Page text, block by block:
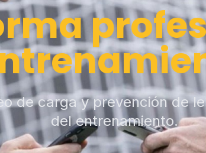
de carga y prevención de
del entrenamiento.